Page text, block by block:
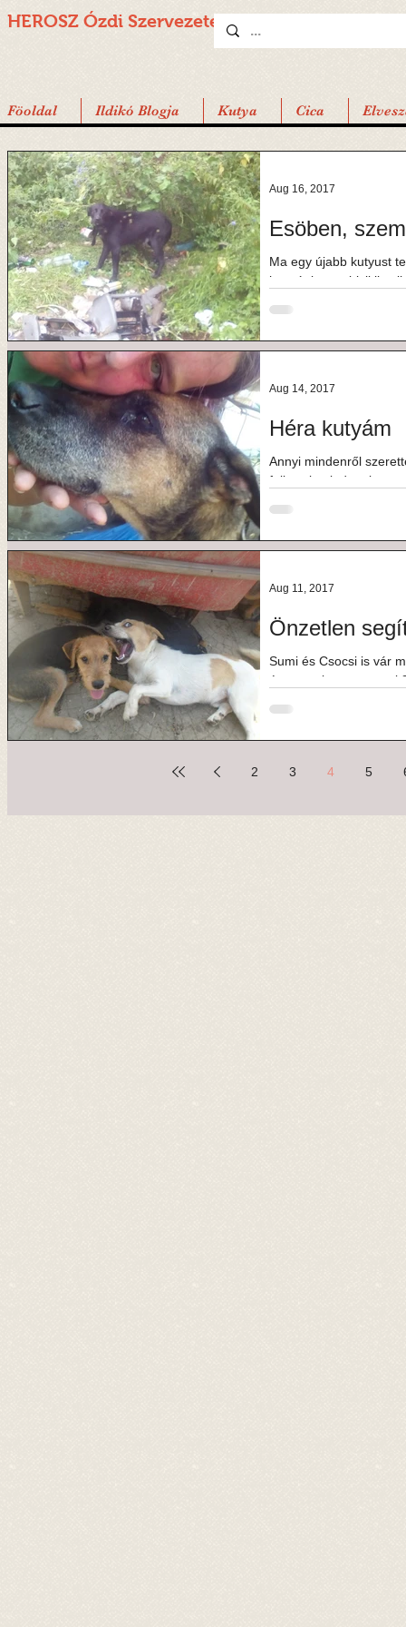
HEROSZ Ózdi Szervezete
Föoldal Ildikó Blogja Kutya Cica
Esöben,
Ma egy újabb kutyust
hozzánk, egy biciklis
Aug 16, 2017
Héra kutyám
Annyi mindenről
felborult minden,
Aug 14, 2017
Önzetlen
Sumi és Csocsi is vár
én, szombaton, reggel
Aug 11, 2017
2 3 4 5